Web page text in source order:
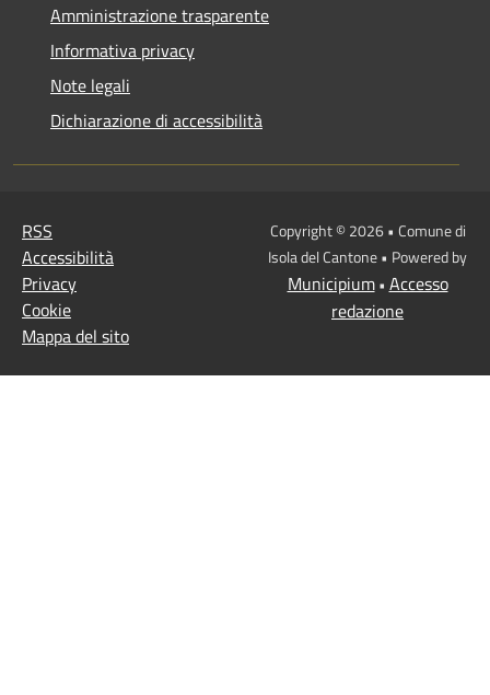
Amministrazione trasparente
Informativa privacy
Note legali
Dichiarazione di accessibilità
RSS
Accessibilità
Privacy
Cookie
Mappa del sito
Copyright © 2026 • Comune di
Isola del Cantone • Powered by
Municipium• Accesso
redazione